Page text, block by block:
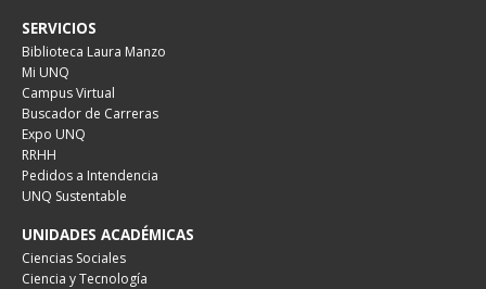
SERVICIOS
Biblioteca Laura Manzo
Mi UNQ
Campus Virtual
Buscador de Carreras
Expo UNQ
RRHH
Pedidos a Intendencia
UNQ Sustentable
UNIDADES ACADÉMICAS
Ciencias Sociales
Ciencia y Tecnología